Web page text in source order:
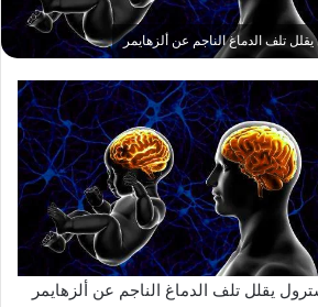
تلف الدماغ الناجم عن ألزهايمر
يقلل تلف الدماغ الناجم عن ألزهايمر